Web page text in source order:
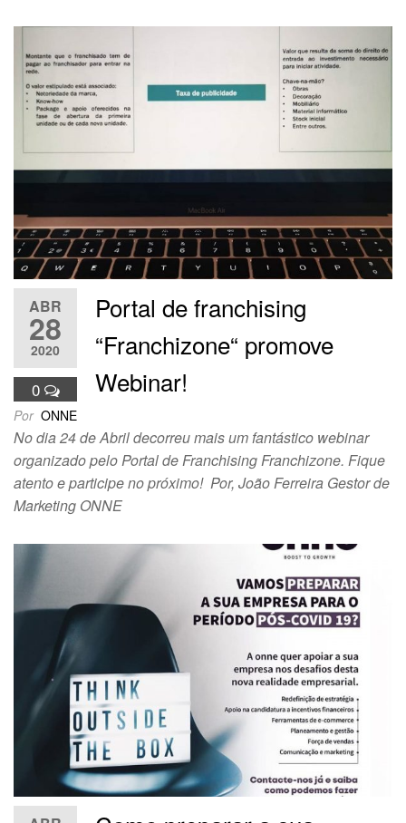
ABR
28
2020
0
Portal de franchising
“Franchizone“ promove
Webinar!
Por ONNE
No dia 24 de Abril decorreu mais um fantástico webinar
organizado pelo Portal de Franchising Franchizone. Fique
atento e participe no próximo! Por, João Ferreira Gestor de
Marketing ONNE